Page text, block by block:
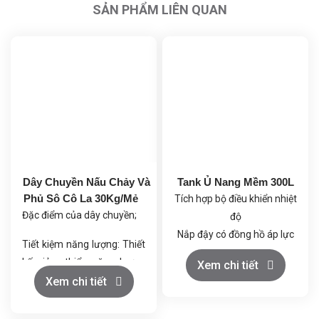
SẢN PHẨM LIÊN QUAN
Dây Chuyền Nấu Chảy Và
Phủ Sô Cô La 30Kg/Mẻ
Đặc điểm của dây chuyền;
Tiết kiệm năng lượng: Thiết
kế giảm thiểu năng lượng
tiêu thụ.
Chất lượng ổn định: Máy tự
Xem chi tiết
Tank Ủ Nang Mềm 300L
Tích hợp bộ điều khiển nhiệt
độ
Nắp đậy có đồng hồ áp lực
khí nén
Bồn chứa 3 lớp
Xem chi tiết